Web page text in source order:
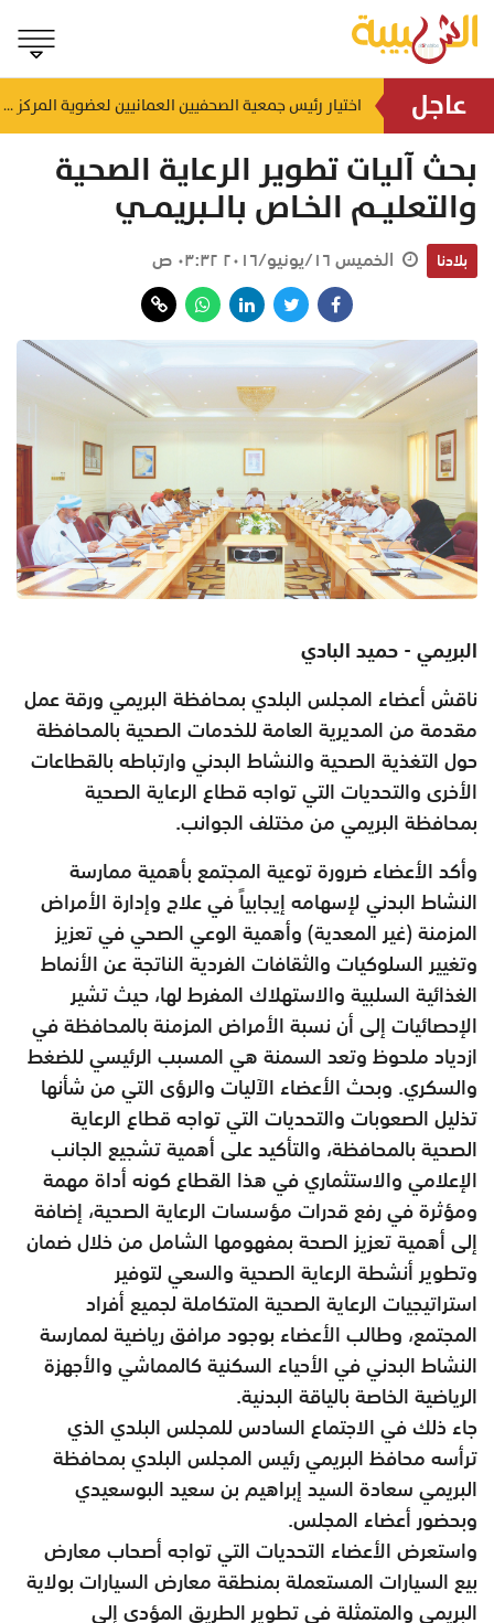
عاجل إنجاز بحري جديد.. القبطان محمد البوسعيدي أول عُماني يقود ناقلة منتجات نفطية متوسطة المدى منذ ١٥ ساعة اختيار رئيس جمعية الصحفيين العمانيين لعضوية المركز الدولي لمكافحة التضليل (ICCMD)
بحث آليات تطوير الرعاية الصحية
والتعليــم الخـاص بالــبريمــي
بلادنا الخميس ١٦/يونيو/٢٠١٦ ٠٣:٣٢ ص
البريمي - حميد البادي
ناقش أعضاء المجلس البلدي بمحافظة البريمي ورقة عمل
مقدمة من المديرية العامة للخدمات الصحية بالمحافظة
حول التغذية الصحية والنشاط البدني وارتباطه بالقطاعات
الأخرى والتحديات التي تواجه قطاع الرعاية الصحية
بمحافظة البريمي من مختلف الجوانب.
وأكد الأعضاء ضرورة توعية المجتمع بأهمية ممارسة
النشاط البدني لإسهامه إيجابياً في علاج وإدارة الأمراض
المزمنة (غير المعدية) وأهمية الوعي الصحي في تعزيز
وتغيير السلوكيات والثقافات الفردية الناتجة عن الأنماط
الغذائية السلبية والاستهلاك المفرط لها، حيث تشير
الإحصائيات إلى أن نسبة الأمراض المزمنة بالمحافظة في
ازدياد ملحوظ وتعد السمنة هي المسبب الرئيسي للضغط
والسكري. وبحث الأعضاء الآليات والرؤى التي من شأنها
تذليل الصعوبات والتحديات التي تواجه قطاع الرعاية
الصحية بالمحافظة، والتأكيد على أهمية تشجيع الجانب
الإعلامي والاستثماري في هذا القطاع كونه أداة مهمة
ومؤثرة في رفع قدرات مؤسسات الرعاية الصحية، إضافة
إلى أهمية تعزيز الصحة بمفهومها الشامل من خلال ضمان
وتطوير أنشطة الرعاية الصحية والسعي لتوفير
استراتيجيات الرعاية الصحية المتكاملة لجميع أفراد
المجتمع، وطالب الأعضاء بوجود مرافق رياضية لممارسة
النشاط البدني في الأحياء السكنية كالمماشي والأجهزة
الرياضية الخاصة بالياقة البدنية.
جاء ذلك في الاجتماع السادس للمجلس البلدي الذي
ترأسه محافظ البريمي رئيس المجلس البلدي بمحافظة
البريمي سعادة السيد إبراهيم بن سعيد البوسعيدي
وبحضور أعضاء المجلس.
واستعرض الأعضاء التحديات التي تواجه أصحاب معارض
بيع السيارات المستعملة بمنطقة معارض السيارات بولاية
البريمي والمتمثلة في تطوير الطريق المؤدي إلى